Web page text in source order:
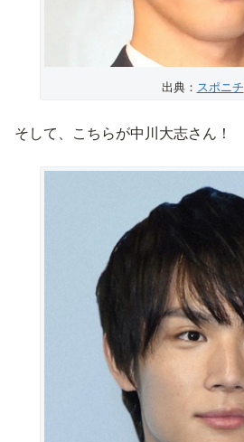
出典： スポニチ
そして、こちらが中川大志さん！